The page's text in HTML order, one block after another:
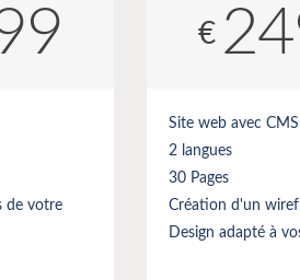
de votre
€
Site web avec CMS
2 langues
30 Pages
Création d'un
Design adapté à